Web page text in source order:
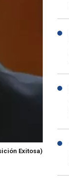
Exitosa)